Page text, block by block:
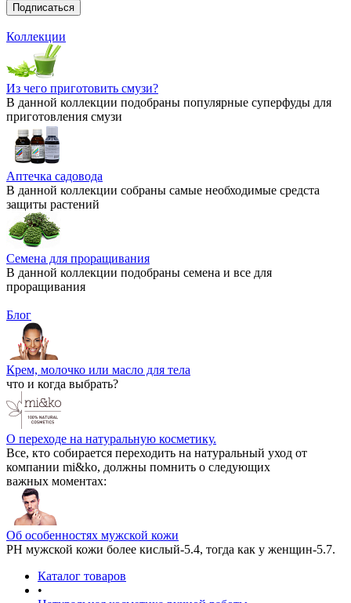
Коллекции
Из чего приготовить смузи?
В данной коллекции подобраны популярные суперфуды для
приготовления смузи
Аптечка садовода
В данной коллекции собраны самые необходимые средста
защиты растений
Семена для проращивания
В данной коллекции подобраны семена и все для
проращивания
Блог
Крем, молочко или масло для тела
что и когда выбрать?
О переходе на натуральную косметику.
Все, кто собирается переходить на натуральный уход от
компании mi&ko, должны помнить о следующих
важных моментах:
Об особенностях мужской кожи
РН мужской кожи более кислый-5.4, тогда как у женщин-5.7.
Каталог товаров
•